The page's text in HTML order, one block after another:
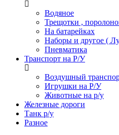
Водяное
Трещотки ,
На батарейках
Наборы и другое (
Пневматика
Транспорт на Р/У
Воздушный
Игрушки на Р/У
Животные на р/у
Железные дороги
Танк р/у
Разное